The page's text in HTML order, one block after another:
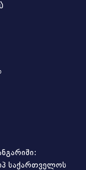
საქართველოს